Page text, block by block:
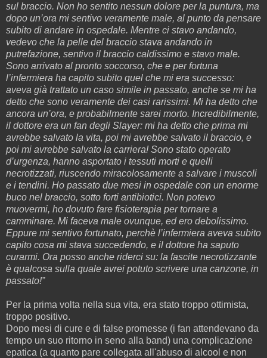
sul braccio. Non ho sentito nessun dolore per la puntura, ma
dopo un’ora mi sentivo veramente male, al punto da pensare
subito di andare in ospedale. Mentre ci stavo andando,
vedevo che la pelle del braccio stava andando in
putrefazione, sentivo il braccio caldissimo e stavo male.
Sono arrivato al pronto soccorso, che e per fortuna
l’infermiera ha capito subito quel che mi era successo:
aveva già trattato un caso simile in passato, anche se mi ha
detto che sono veramente dei casi rarissimi. Mi ha detto che
ancora un’ora, e probabilmente sarei morto. Incredibilmente,
il dottore era un fan degli Slayer: mi ha detto che prima mi
avrebbe salvato la vita, poi mi avrebbe salvato il braccio, e
poi mi avrebbe salvato la carriera! Sono stato operato
d’urgenza, hanno asportato i tessuti morti e quelli
necrotizzati, riuscendo miracolosamente a salvare i muscoli
e i tendini. Ho passato due mesi in ospedale con un enorme
buco nel braccio, sotto forti antibiotici. Non potevo
muovermi, ho dovuto fare fisioterapia per tornare a
camminare. Mi faceva male ovunque, ed ero debolissimo.
Eppure mi sentivo fortunato, perchè l’infermiera aveva subito
capito cosa mi stava succedendo, e il dottore ha saputo
curarmi. Ora posso anche riderci su: la fascite necrotizzante
è qualcosa sulla quale avrei potuto scrivere una canzone, in
passato!”
Per la prima volta nella sua vita, era stato troppo ottimista,
troppo positivo.
Dopo mesi di cure e di false promesse (i fan attendevano da
tempo un suo ritorno in seno alla band) una complicazione
epatica (a quanto pare collegata all'abuso di alcool e non